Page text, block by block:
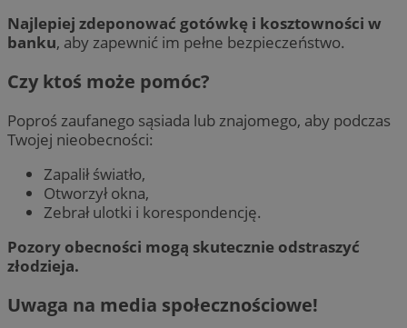
Najlepiej zdeponować gotówkę i kosztowności w
banku, aby zapewnić im pełne bezpieczeństwo.
Czy ktoś może pomóc?
Poproś zaufanego sąsiada lub znajomego, aby podczas
Twojej nieobecności:
Zapalił światło,
Otworzył okna,
Zebrał ulotki i korespondencję.
Pozory obecności mogą skutecznie odstraszyć
złodzieja.
Uwaga na media społecznościowe!